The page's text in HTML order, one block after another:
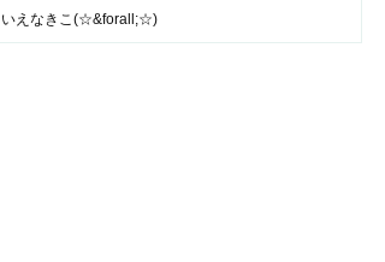
いえなきこ(☆&forall;☆)